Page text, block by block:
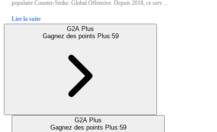
populaire Counter-Strike: Global Offensive. Depuis 2018, ce serv ...
Lire la suite
G2A Plus
Gagnez des points Plus:59
G2A Plus
Gagnez des points Plus:59